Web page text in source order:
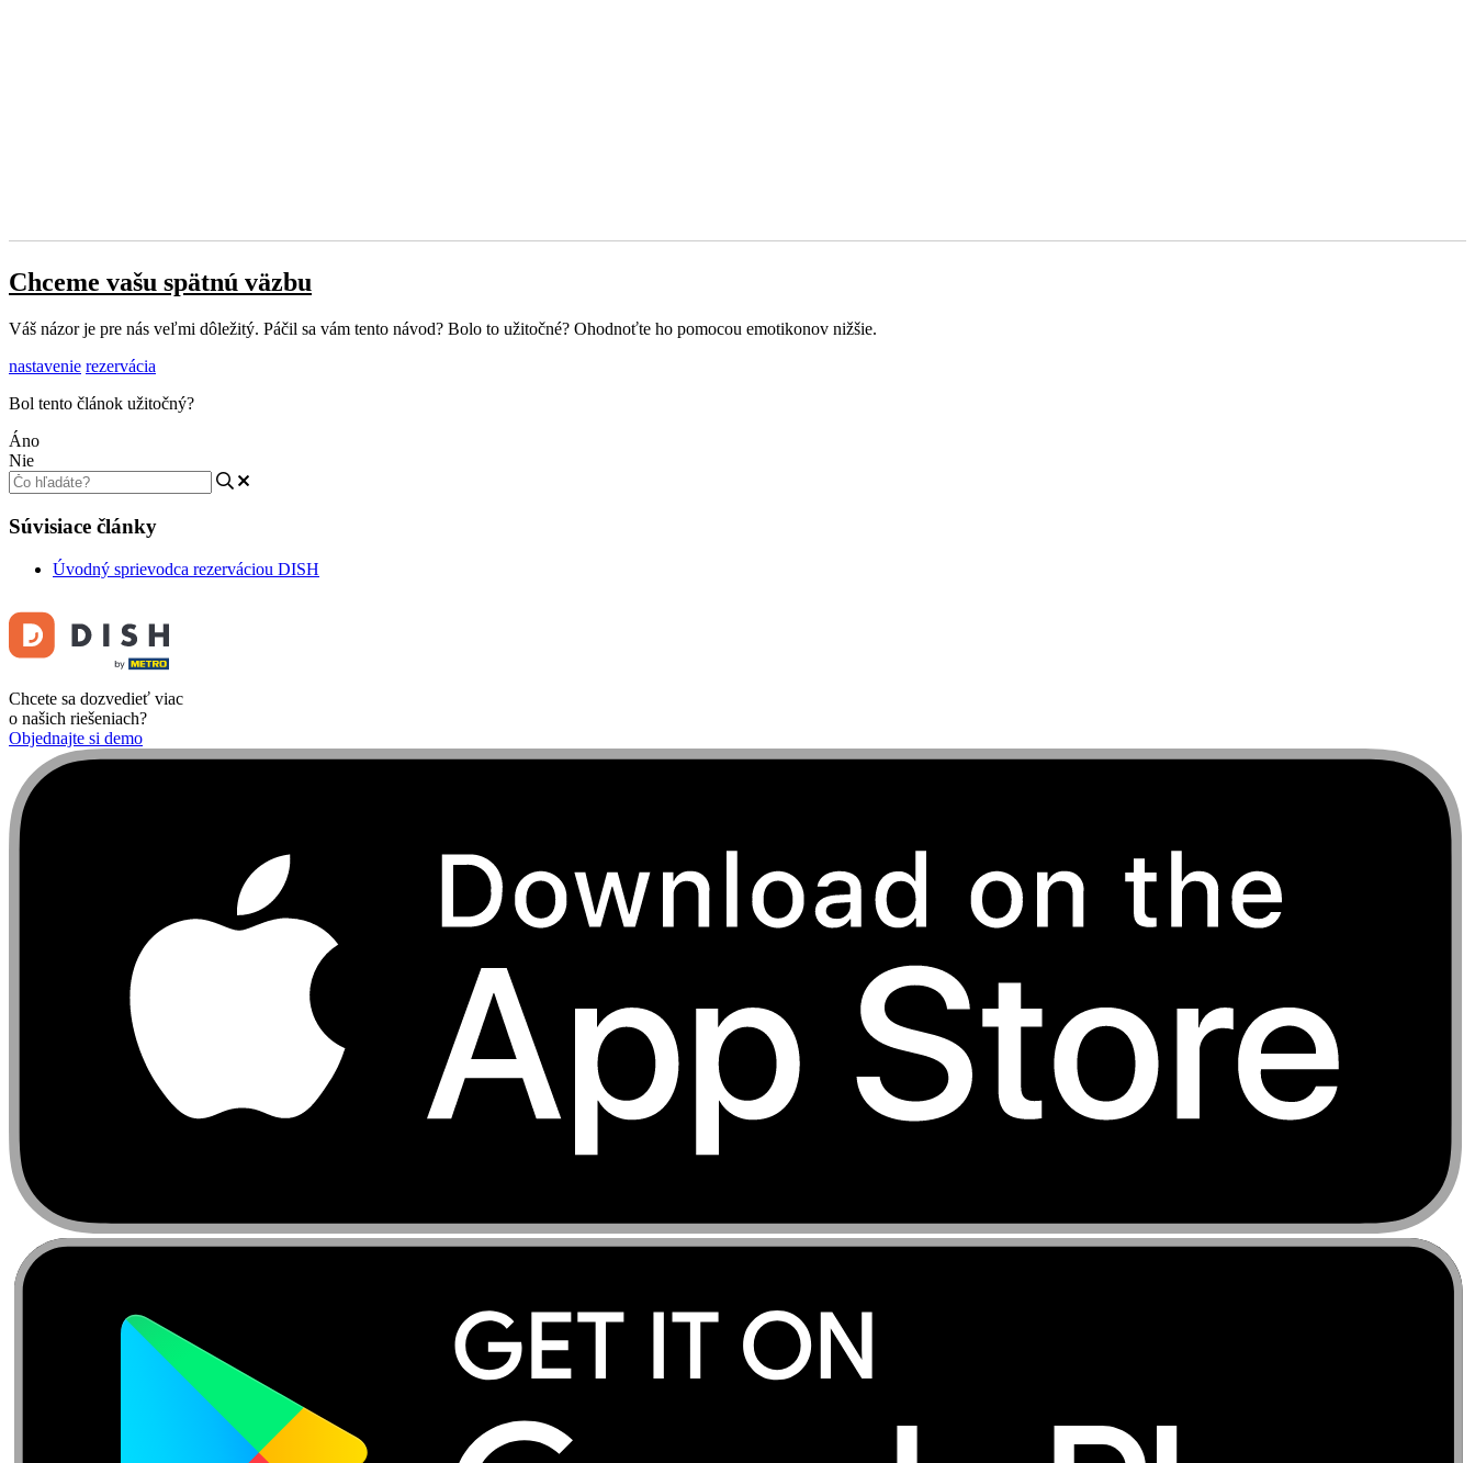
Chceme vašu spätnú väzbu
Váš názor je pre nás veľmi dôležitý. Páčil sa vám tento návod? Bolo to užitočné? Ohodnoťte ho pomocou emotikonov nižšie.
nastavenie rezervácia
Bol tento článok užitočný?
Áno
Nie
Súvisiace články
Úvodný sprievodca rezerváciou DISH
Chcete sa dozvedieť viac
o našich riešeniach?
Objednajte si demo